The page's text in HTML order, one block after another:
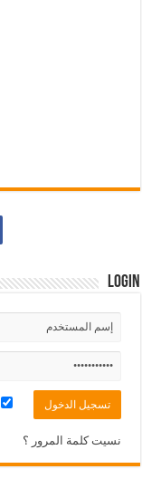
Login
نسيت كلمة المرور ؟